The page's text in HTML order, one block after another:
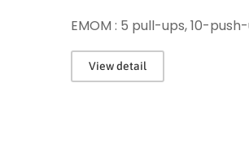
EMOM : 5 pull-ups, 10-
View detail